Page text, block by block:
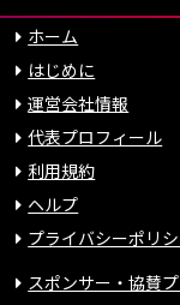
ホーム
はじめに
運営会社情報
代表プロフィール
利用規約
ヘルプ
プライバシーポリ
スポンサー・協賛